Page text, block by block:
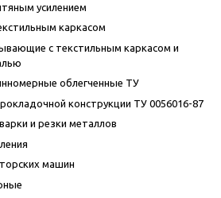
усилением
каркасом
с текстильным каркасом и
облегченные ТУ
конструкции ТУ 0056016-87
и резки металлов
машин